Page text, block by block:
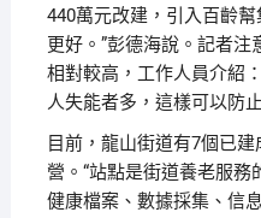
440萬元改建，引入百齡
更好。”彭德海說。記者
相對較高，工作人員介紹
人失能者多，這樣可以防
目前，龍山街道有7個已
營。“站點是街道養老服
健康檔案、數據採集、信